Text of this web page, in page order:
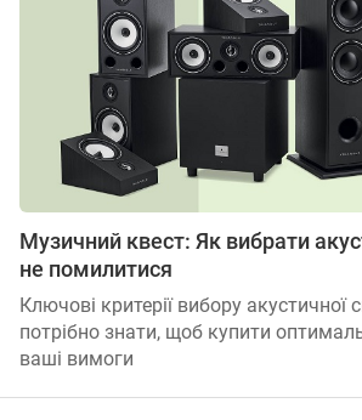
Музичний квест: Як вибрати
не помилитися
Ключові критерії вибору акустичної
потрібно знати, щоб купити
ваші вимоги